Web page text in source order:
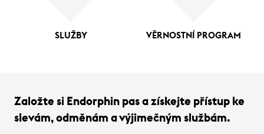
SLUŽBY VĚRNOSTNÍ PROGRAM
Založte si Endorphin pas a získejte přístup ke
slevám, odměnám a výjimečným službám.